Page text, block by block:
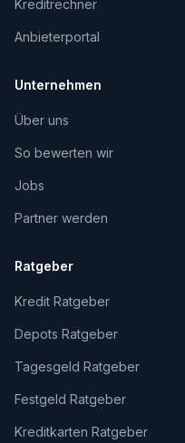
Kreditrechner
Anbieterportal
Unternehmen
Über uns
So bewerten wir
Jobs
Partner werden
Ratgeber
Kredit Ratgeber
Depots Ratgeber
Tagesgeld Ratgeber
Festgeld Ratgeber
Kreditkarten Ratgeber